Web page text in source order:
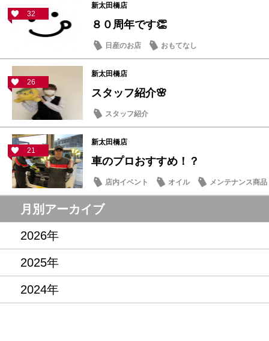
32
新太田橋店
８０周年です👏
日産のお店 おもてなし
26
新太田橋店
スタッフ紹介🌸
スタッフ紹介
21
新太田橋店
車のプロおすすめ！？
店内イベント オイル メンテナンス商品
月別アーカイブ
2026年
2025年
2024年